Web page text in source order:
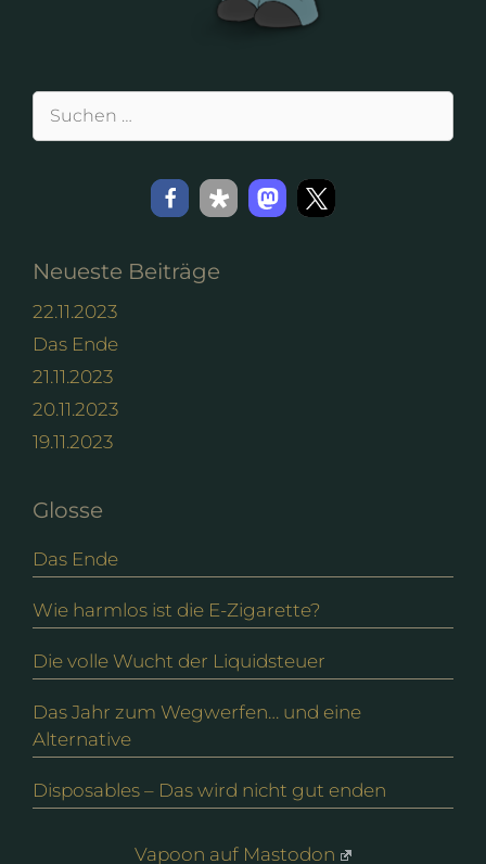
Suchen
Neueste Beiträge
22.11.2023
Das Ende
21.11.2023
20.11.2023
19.11.2023
Glosse
Das Ende
Wie harmlos ist die E-Zigarette?
Die volle Wucht der Liquidsteuer
Das Jahr zum Wegwerfen… und eine
Alternative
Disposables – Das wird nicht gut enden
Vapoon auf Mastodon